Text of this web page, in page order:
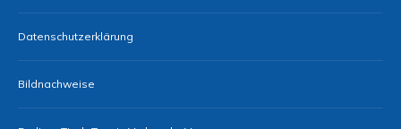
Datenschutzerklärung
Bildnachweise